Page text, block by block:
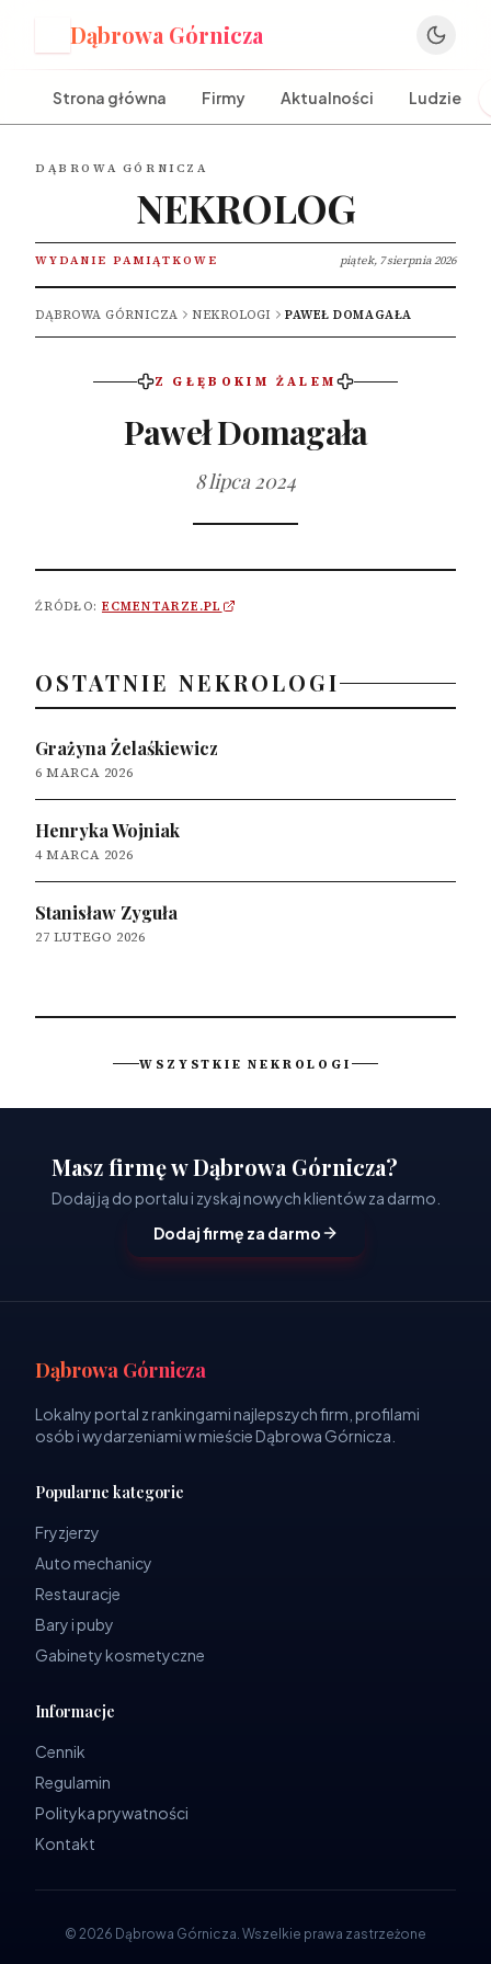
Dąbrowa Górnicza
Strona główna Firmy Aktualności Ludzie
DĄBROWA GÓRNICZA
NEKROLOG
WYDANIE PAMIĄTKOWE piątek, 7 sierpnia 2026
DĄBROWA GÓRNICZA NEKROLOGI PAWEŁ DOMAGAŁA
Z GŁĘBOKIM ŻALEM
Paweł Domagała
8 lipca 2024
ŹRÓDŁO: ECMENTARZE.PL
OSTATNIE NEKROLOGI
Grażyna Żelaśkiewicz
6 MARCA 2026
Henryka Wojniak
4 MARCA 2026
Stanisław Zyguła
27 LUTEGO 2026
WSZYSTKIE NEKROLOGI
Masz firmę w Dąbrowa Górnicza?
Dodaj ją do portalu i zyskaj nowych klientów za darmo.
Dodaj firmę za darmo
Dąbrowa Górnicza
Lokalny portal z rankingami najlepszych firm, profilami
osób i wydarzeniami w mieście Dąbrowa Górnicza.
Popularne kategorie
Fryzjerzy
Auto mechanicy
Restauracje
Bary i puby
Gabinety kosmetyczne
Informacje
Cennik
Regulamin
Polityka prywatności
Kontakt
© 2026 Dąbrowa Górnicza. Wszelkie prawa zastrzeżone